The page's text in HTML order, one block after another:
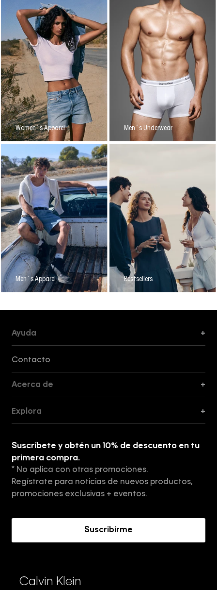
Women´s Apparel Men´s Underwear
Men´s Apparel Bestsellers
Ayuda +
Contacto
Acerca de +
Tiendas
Aviso de privacidad
Términos y Condiciones
Explora +
Suscríbete y obtén un 10% de descuento en tu
primera compra.
* No aplica con otras promociones.
Regístrate para noticias de nuevos productos,
promociones exclusivas + eventos.
Suscribirme
Calvin Klein